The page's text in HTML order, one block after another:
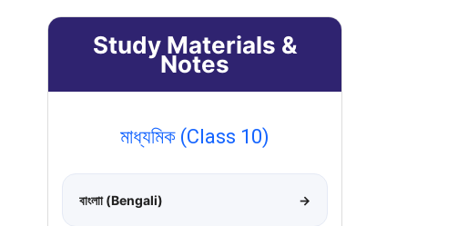
Study Materials &
Notes
মাধ্যমিক (Class 10)
বাংলাা (Bengali) →